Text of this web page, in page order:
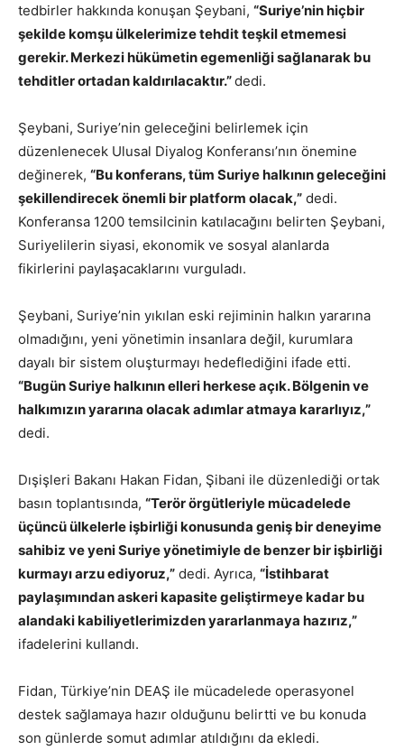
tedbirler hakkında konuşan Şeybani, “Suriye’nin hiçbir
şekilde komşu ülkelerimize tehdit teşkil etmemesi
gerekir. Merkezi hükümetin egemenliği sağlanarak bu
tehditler ortadan kaldırılacaktır.”dedi.
Şeybani, Suriye’nin geleceğini belirlemek için
düzenlenecek Ulusal Diyalog Konferansı’nın önemine
değinerek, “Bu konferans, tüm Suriye halkının geleceğini
şekillendirecek önemli bir platform olacak,” dedi.
Konferansa 1200 temsilcinin katılacağını belirten Şeybani,
Suriyelilerin siyasi, ekonomik ve sosyal alanlarda
fikirlerini paylaşacaklarını vurguladı.
Şeybani, Suriye’nin yıkılan eski rejiminin halkın yararına
olmadığını, yeni yönetimin insanlara değil, kurumlara
dayalı bir sistem oluşturmayı hedeflediğini ifade etti.
“Bugün Suriye halkının elleri herkese açık. Bölgenin ve
halkımızın yararına olacak adımlar atmaya kararlıyız,”
dedi.
Dışişleri Bakanı Hakan Fidan, Şibani ile düzenlediği ortak
basın toplantısında, “Terör örgütleriyle mücadelede
üçüncü ülkelerle işbirliği konusunda geniş bir deneyime
sahibiz ve yeni Suriye yönetimiyle de benzer bir işbirliği
kurmayı arzu ediyoruz,” dedi. Ayrıca, “İstihbarat
paylaşımından askeri kapasite geliştirmeye kadar bu
alandaki kabiliyetlerimizden yararlanmaya hazırız,”
ifadelerini kullandı.
Fidan, Türkiye’nin DEAŞ ile mücadelede operasyonel
destek sağlamaya hazır olduğunu belirtti ve bu konuda
son günlerde somut adımlar atıldığını da ekledi.